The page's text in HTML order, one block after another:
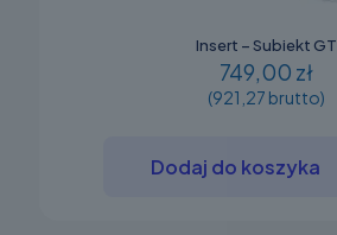
Insert – Subiekt GT
749,00 zł
(921,27 brutto)
Dodaj do koszyka